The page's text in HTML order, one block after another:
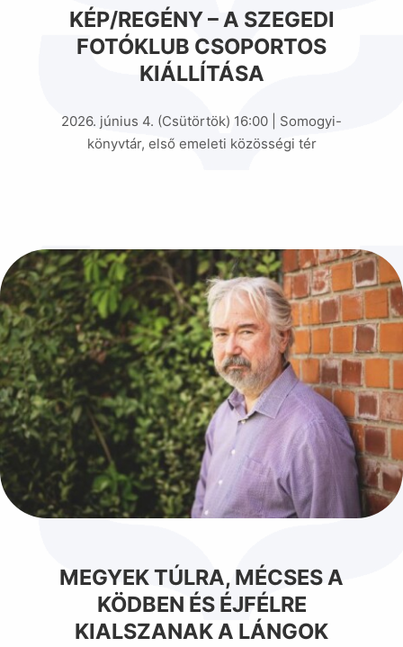
KÉP/REGÉNY – A SZEGEDI
FOTÓKLUB CSOPORTOS
KIÁLLÍTÁSA
2026. június 4. (Csütörtök) 16:00 | Somogyi-
könyvtár, első emeleti közösségi tér
MEGYEK TÚLRA, MÉCSES A
KÖDBEN ÉS ÉJFÉLRE
KIALSZANAK A LÁNGOK